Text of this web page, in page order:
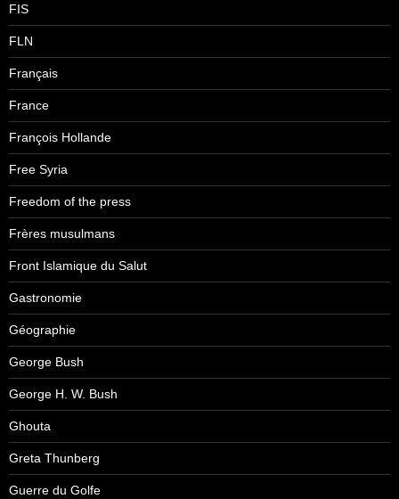
FIS
FLN
Français
France
François Hollande
Free Syria
Freedom of the press
Frères musulmans
Front Islamique du Salut
Gastronomie
Géographie
George Bush
George H. W. Bush
Ghouta
Greta Thunberg
Guerre du Golfe